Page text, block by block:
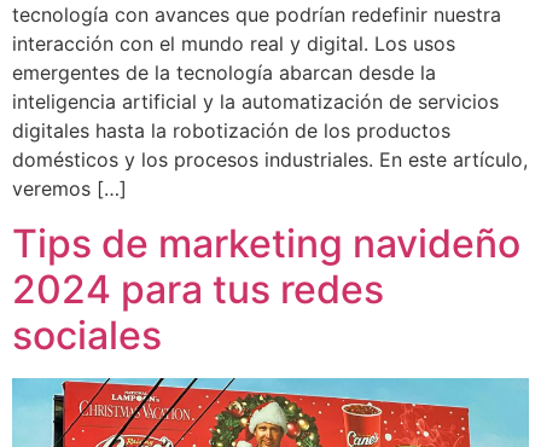
tecnología con avances que podrían redefinir nuestra
interacción con el mundo real y digital. Los usos
emergentes de la tecnología abarcan desde la
inteligencia artificial y la automatización de servicios
digitales hasta la robotización de los productos
domésticos y los procesos industriales. En este artículo,
veremos […]
Tips de marketing navideño
2024 para tus redes
sociales